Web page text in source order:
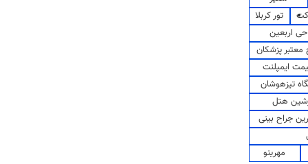
تور کربلا
اربعین
پزشکان
ایمپلنت
تیزهوشان
هتل
جراح بینی
مهرینو